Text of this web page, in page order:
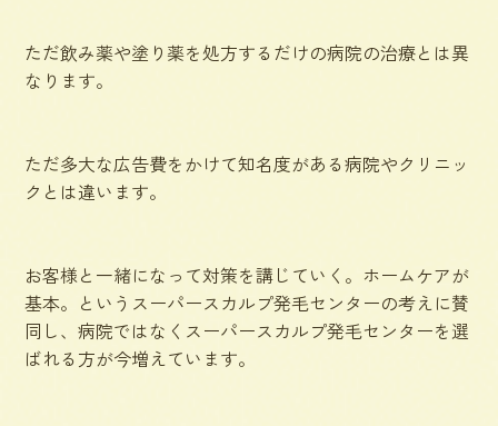
ただ飲み薬や塗り薬を処方するだけの病院の治療とは異
なります。
ただ多大な広告費をかけて知名度がある病院やクリニッ
クとは違います。
お客様と一緒になって対策を講じていく。ホームケアが
基本。というスーパースカルプ発毛センターの考えに賛
同し、病院ではなくスーパースカルプ発毛センターを選
ばれる方が今増えています。